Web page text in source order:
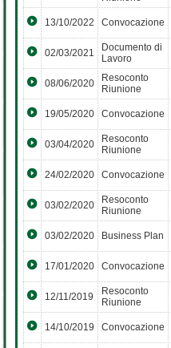
13/10/2022 Convocazione
02/03/2021
Documento di
Lavoro
08/06/2020
Resoconto
Riunione
19/05/2020 Convocazione
03/04/2020
Resoconto
Riunione
24/02/2020 Convocazione
03/02/2020
Resoconto
Riunione
03/02/2020 Business Plan
17/01/2020 Convocazione
12/11/2019
Resoconto
Riunione
14/10/2019 Convocazione